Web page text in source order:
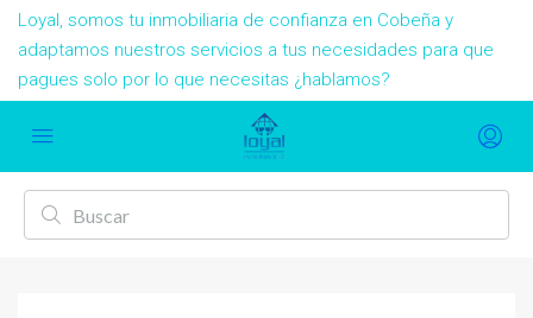
Loyal, somos tu inmobiliaria de confianza en Cobeña y
adaptamos nuestros servicios a tus necesidades para que
pagues solo por lo que necesitas ¿hablamos?